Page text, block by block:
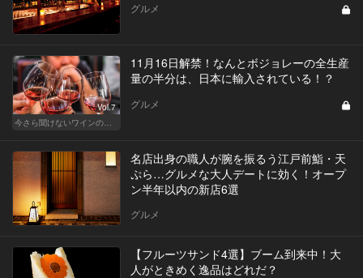
グルメ
Vol.7
11月16日解禁！なんとボジョレーの全生産
量の半分は、日本に輸入されている！？
グルメ
名店出身の職人が腕を振るう江戸前鮨・天
ぷら…グルメな大人デートに効く！オープ
ン半年以内の新店6選
グルメ
【フルーツサンド4選】ブーム到来中！大
人がときめく逸品はどれだ？